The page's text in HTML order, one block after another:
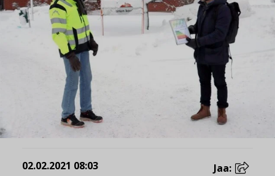
02.02.2021 08:03 Jaa: